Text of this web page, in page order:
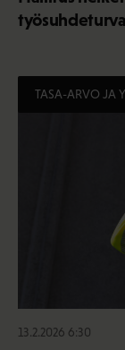
TASA-ARVO JA
13.2.2026 6:30